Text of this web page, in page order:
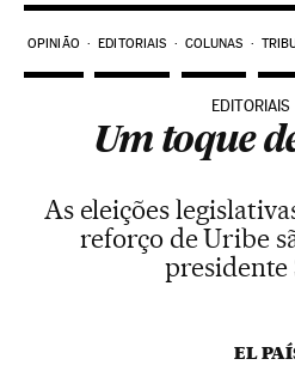
OPINIÃO EDITORIAIS COLUNAS
EDITORIAIS
Um toque
As eleições
reforço de Uribe
presidente
EL